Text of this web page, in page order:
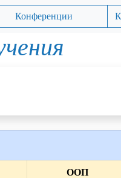
Конференции
ООП